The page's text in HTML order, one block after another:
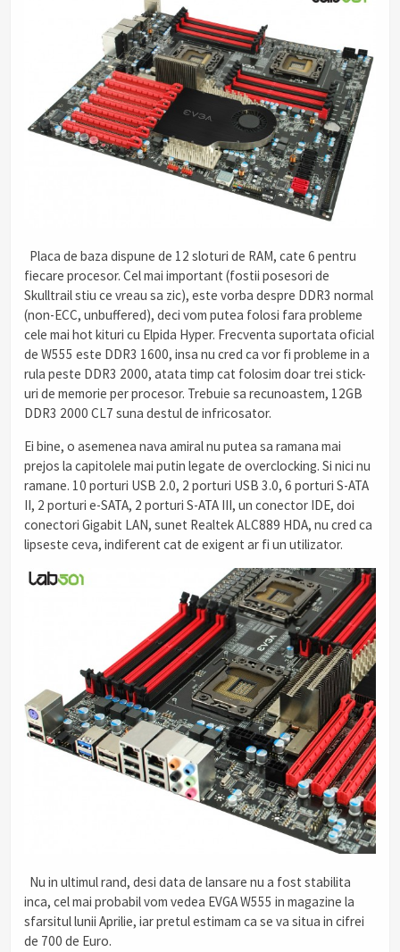
Placa de baza dispune de 12 sloturi de RAM, cate 6 pentru
fiecare procesor. Cel mai important (fostii posesori de
Skulltrail stiu ce vreau sa zic), este vorba despre DDR3 normal
(non-ECC, unbuffered), deci vom putea folosi fara probleme
cele mai hot kituri cu Elpida Hyper. Frecventa suportata oficial
de W555 este DDR3 1600, insa nu cred ca vor fi probleme in a
rula peste DDR3 2000, atata timp cat folosim doar trei stick-
uri de memorie per procesor. Trebuie sa recunoastem, 12GB
DDR3 2000 CL7 suna destul de infricosator.
Ei bine, o asemenea nava amiral nu putea sa ramana mai
prejos la capitolele mai putin legate de overclocking. Si nici nu
ramane. 10 porturi USB 2.0, 2 porturi USB 3.0, 6 porturi S-ATA
II, 2 porturi e-SATA, 2 porturi S-ATA III, un conector IDE, doi
conectori Gigabit LAN, sunet Realtek ALC889 HDA, nu cred ca
lipseste ceva, indiferent cat de exigent ar fi un utilizator.
Nu in ultimul rand, desi data de lansare nu a fost stabilita
inca, cel mai probabil vom vedea EVGA W555 in magazine la
sfarsitul lunii Aprilie, iar pretul estimam ca se va situa in cifrei
de 700 de Euro.